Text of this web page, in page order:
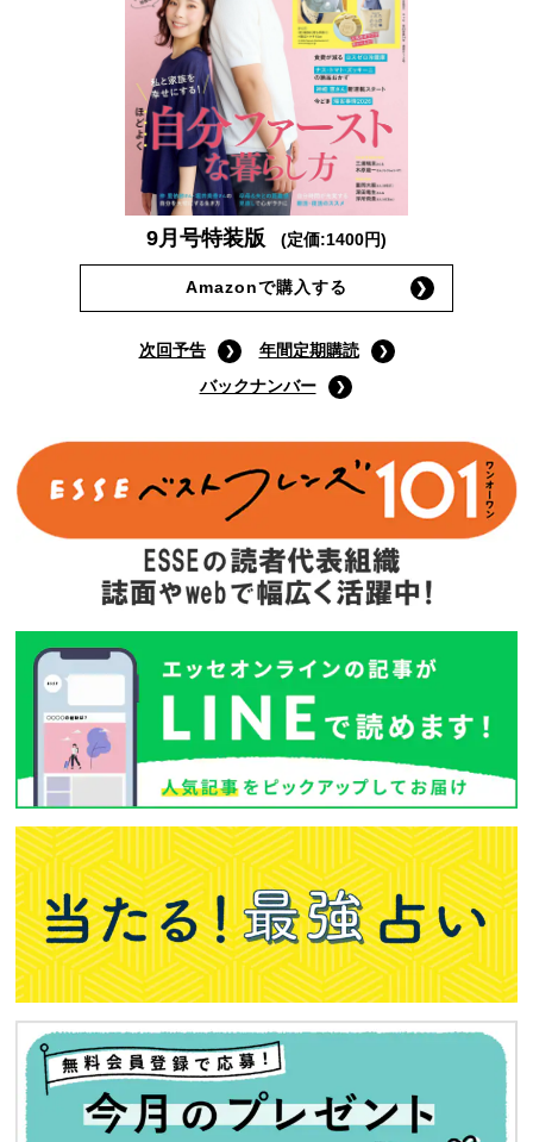
9月号特装版 (定価:1400円)
Amazonで購入する
次回予告
年間定期購読
バックナンバー